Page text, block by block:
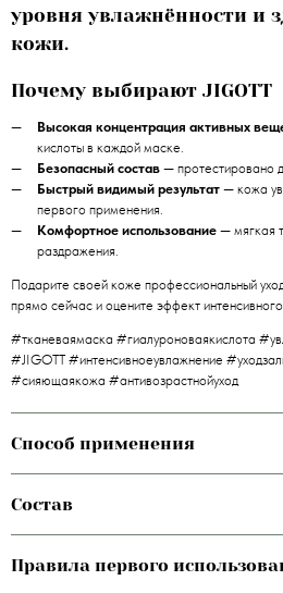
уровня увлажнённости и
кожи.
Почему выбирают JIGOTT
Высокая концентрация активных
кислоты в каждой маске.
Безопасный состав — протестировано
Быстрый видимый результат — кожа
первого применения.
Комфортное использование — мягкая
раздражения.
Подарите своей коже профессиональный
прямо сейчас и оцените эффект
#тканеваямаска #гиалуроноваякислота
#JIGOTT #интенсивноеувлажнение
#сияющаякожа #антивозрастнойуход
Способ применения
Состав
Правила первого